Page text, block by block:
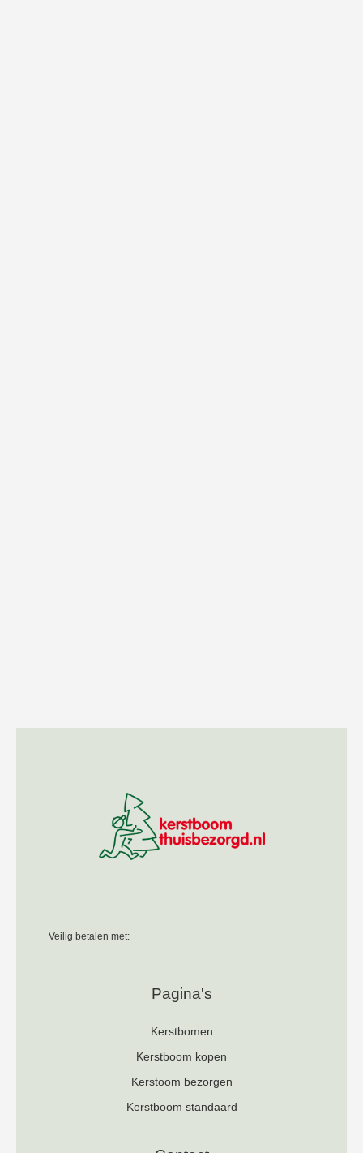
Veilig betalen met:
Pagina's
Kerstbomen
Kerstboom kopen
Kerstoom bezorgen
Kerstboom standaard